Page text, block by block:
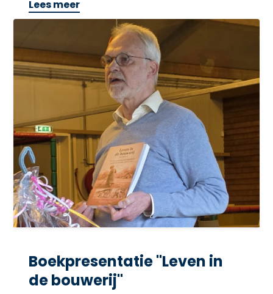
Lees meer
Boekpresentatie "Leven in
de bouwerij"